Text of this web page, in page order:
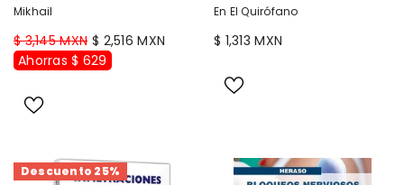
Mikhail
$ 3,145 MXN $ 2,516 MXN
Ahorras $ 629
En El Quirófano
$ 1,313 MXN
Descuento 25%